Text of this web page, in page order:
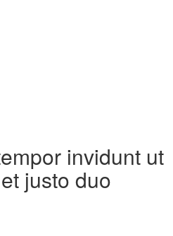
invidunt ut
justo duo